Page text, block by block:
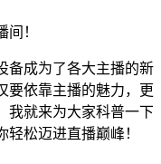
！
备成为了各大主播的新
要依靠主播的魅力，更
我就来为大家科普一下
松迈进直播巅峰！